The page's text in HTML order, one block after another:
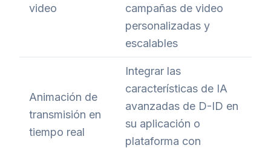
video
campañas de video
personalizadas y
escalables
Animación de
transmisión en
tiempo real
Integrar las
características de IA
avanzadas de D-ID en
su aplicación o
plataforma con